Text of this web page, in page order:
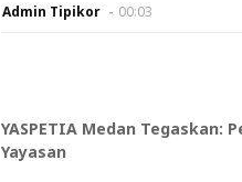
Admin Tipikor 00:03
YASPETIA Medan Tegaskan:
Yayasan